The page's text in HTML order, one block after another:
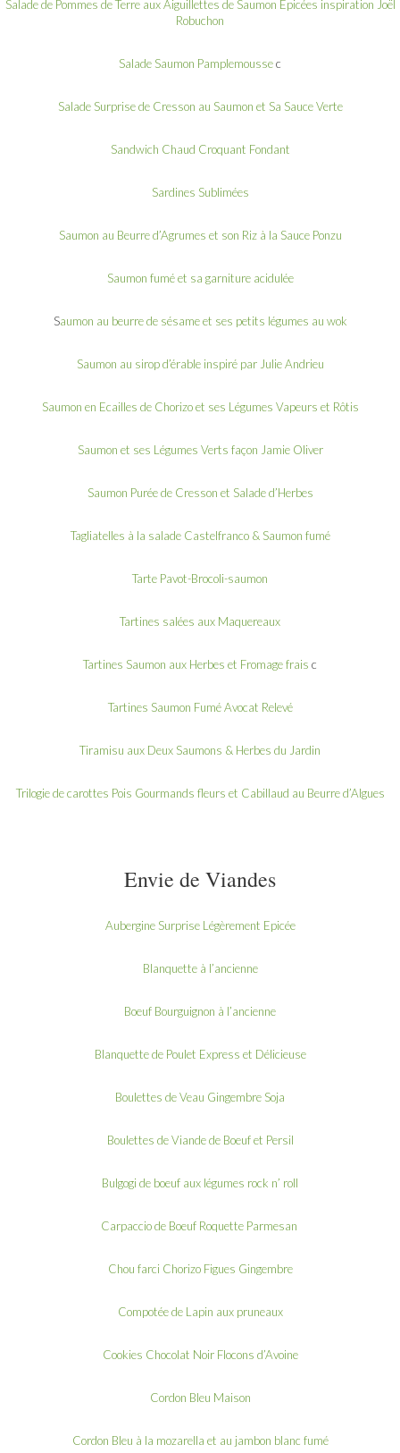
Salade de Pommes de Terre aux Aiguillettes de Saumon Epicées inspiration Joël
Robuchon
Salade Saumon Pamplemoussec
Salade Surprise de Cresson au Saumon et Sa Sauce Verte
Sandwich Chaud Croquant Fondant
Sardines Sublimées
Saumon au Beurre d’Agrumes et son Riz à la Sauce Ponzu
Saumon fumé et sa garniture acidulée
Saumon au beurre de sésame et ses petits légumes au wok
Saumon au sirop d’érable inspiré par Julie Andrieu
Saumon en Ecailles de Chorizo et ses Légumes Vapeurs et Rôtis
Saumon et ses Légumes Verts façon Jamie Oliver
Saumon Purée de Cresson et Salade d’Herbes
Tagliatelles à la salade Castelfranco & Saumon fumé
Tarte Pavot-Brocoli-saumon
Tartines salées aux Maquereaux
Tartines Saumon aux Herbes et Fromage frais c
Tartines Saumon Fumé Avocat Relevé
Tiramisu aux Deux Saumons & Herbes du Jardin
Trilogie de carottes Pois Gourmands fleurs et Cabillaud au Beurre d’Algues
Envie de Viandes
Aubergine Surprise Légèrement Epicée
Blanquette à l’ancienne
Boeuf Bourguignon à l’ancienne
Blanquette de Poulet Express et Délicieuse
Boulettes de Veau Gingembre Soja
Boulettes de Viande de Boeuf et Persil
Bulgogi de boeuf aux légumes rock n’ roll
Carpaccio de Boeuf Roquette Parmesan
Chou farci Chorizo Figues Gingembre
Compotée de Lapin aux pruneaux
Cookies Chocolat Noir Flocons d’Avoine
Cordon Bleu Maison
Cordon Bleu à la mozarella et au jambon blanc fumé